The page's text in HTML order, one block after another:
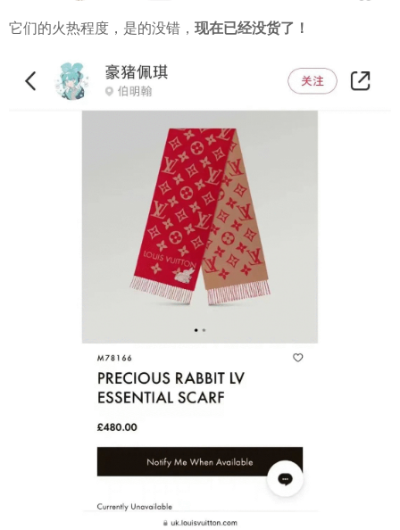
它们的火热程度，是的没错， 现在已经没货了！